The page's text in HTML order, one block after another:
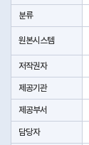
분류
원본시스템
저작권자
제공기관
제공부서
담당자